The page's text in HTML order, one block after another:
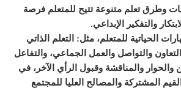
وطرق تعلم متنوعة تتيح للمتعلم فرصة
والتفكير الإبداعي.
الحياتية للمتعلم، مثل:
التعلم الذاتي
والتواصل والعمل الجماعي، والتفاعل
والحوار والمناقشة وقبول الرأي الآخر ، في
المشتركة والمصالح العليا للمجتمع